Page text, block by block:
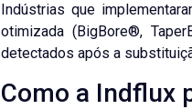
Indústrias que
otimizada (BigBore®,
detectados após a
Como a Indflux